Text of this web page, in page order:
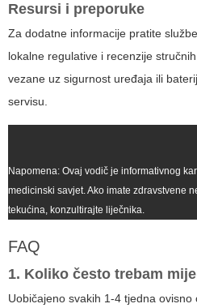
Resursi i preporuke
Za dodatne informacije pratite
lokalne regulative i recenzije
vezane uz sigurnost uređaja ili
servisu.
Napomena: Ovaj vodič je informativnog
medicinski savjet. Ako imate zdravstvene
tekućina, konzultirajte liječnika.
FAQ
1. Koliko često trebam
Uobičajeno svakih 1-4 tjedna